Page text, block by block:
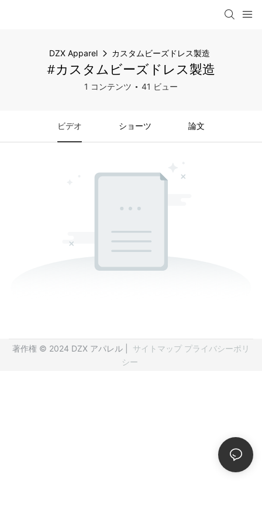
DZX Apparel カスタムビーズドレス製造
#カスタムビーズドレス製造
1 コンテンツ 41 ビュー
ビデオ ショーツ 論文
著作権 © 2024 DZX アパレル | サイトマップ プライバシーポリ
シー